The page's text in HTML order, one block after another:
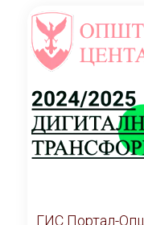
ГИС Портал-